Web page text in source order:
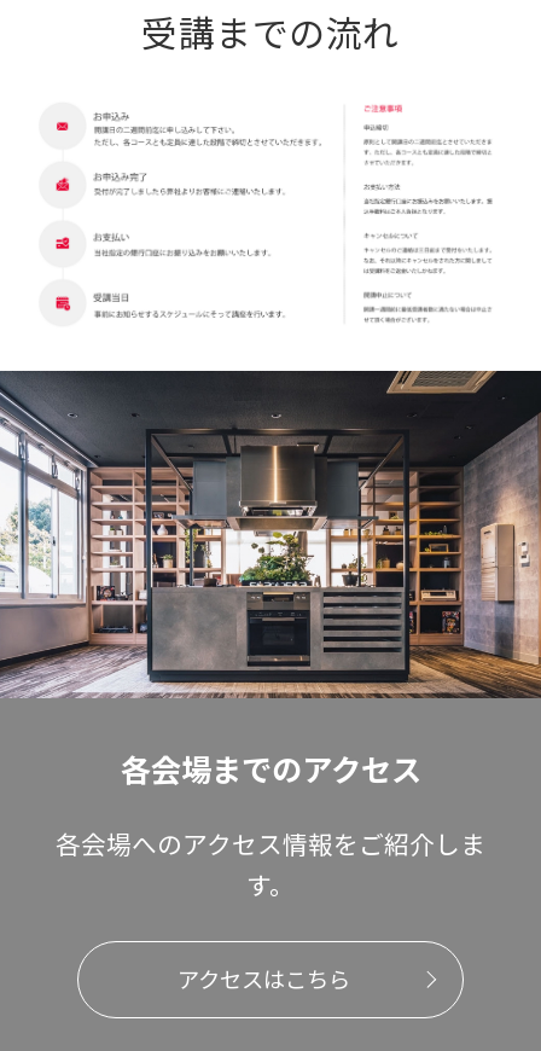
受講までの流れ
各会場までのアクセス
各会場へのアクセス情報をご紹介しま
す。
アクセスはこちら